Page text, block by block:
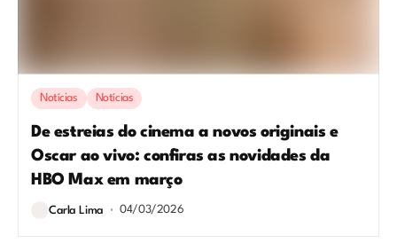
Notícias Notícias
De estreias do cinema a novos originais e
Oscar ao vivo: confiras as novidades da
HBO Max em março
Carla Lima 04/03/2026